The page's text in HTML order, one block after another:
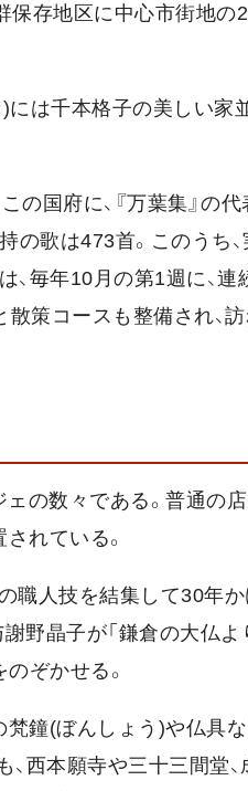
保存地区に中心市街地の
には千本格子の美しい家
国府に、『万葉集』の代
の歌は473首。このうち、
、毎年10月の第1週に、連
散策コースも整備され、
の数々である。普通の
れている。
職人技を結集して30年か
野晶子が「鎌倉の大仏よ
ぞかせる。
梵鐘(ぼんしょう)や仏具
西本願寺や三十三間堂、